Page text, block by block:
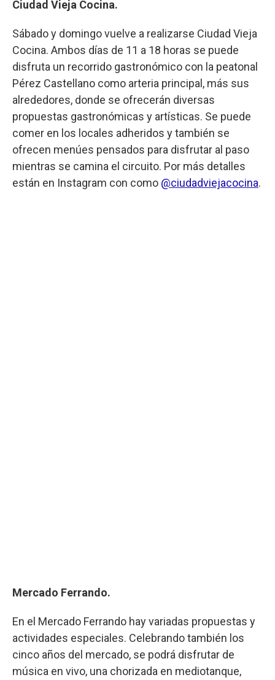
Ciudad Vieja Cocina.
Sábado y domingo vuelve a realizarse Ciudad Vieja
Cocina. Ambos días de 11 a 18 horas se puede
disfruta un recorrido gastronómico con la peatonal
Pérez Castellano como arteria principal, más sus
alrededores, donde se ofrecerán diversas
propuestas gastronómicas y artísticas. Se puede
comer en los locales adheridos y también se
ofrecen menúes pensados para disfrutar al paso
mientras se camina el circuito. Por más detalles
están en Instagram con como @ciudadviejacocina.
Mercado Ferrando.
En el Mercado Ferrando hay variadas propuestas y
actividades especiales. Celebrando también los
cinco años del mercado, se podrá disfrutar de
música en vivo, una chorizada en mediotanque,